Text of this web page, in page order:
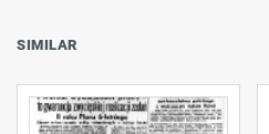
SIMILAR